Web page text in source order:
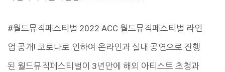
#월드뮤직페스티벌 2022 ACC 월드뮤직페스티벌 라인
업 공개! 코로나로 인하여 온라인과 실내 공연으로 진행
된 월드뮤직페스티벌이 3년만에 해외 아티스트 초청과